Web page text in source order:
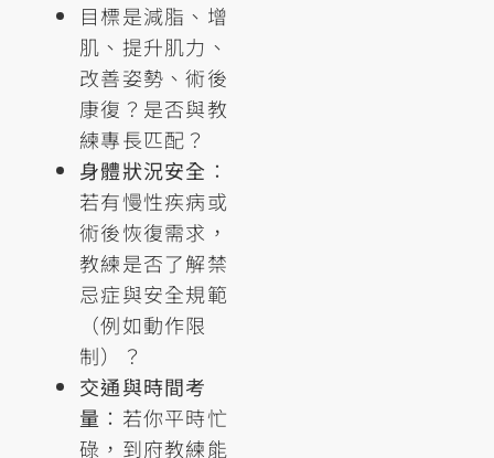
目標是減脂、增
肌、提升肌力、
改善姿勢、術後
康復？是否與教
練專長匹配？
身體狀況安全 ：
若有慢性疾病或
術後恢復需求，
教練是否了解禁
忌症與安全規範
（例如動作限
制）？
交通與時間考
量 ：若你平時忙
碌，到府教練能